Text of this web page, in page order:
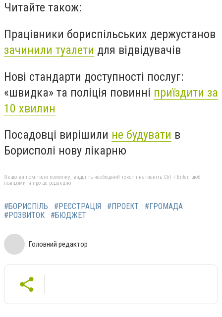
Читайте також:
Працівники бориспільських держустанов
зачинили туалети для відвідувачів
Нові стандарти доступності послуг:
«швидка» та поліція повинні приїздити за
10 хвилин
Посадовці вирішили не будувати в
Борисполі нову лікарню
Якщо ви помітили помилку, виділіть необхідний текст і натисніть Ctrl + Enter, щоб
повідомити про це редакцію
#БОРИСПІЛЬ #РЕЄСТРАЦІЯ #ПРОЕКТ
#ГРОМАДА
#РОЗВИТОК
#БЮДЖЕТ
Головний редактор